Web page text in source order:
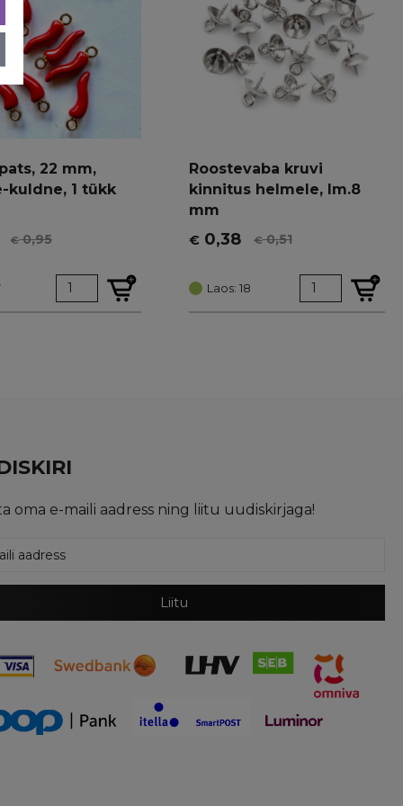
22 mm,
kuldne, 1 tükk
€0,95
Roostevaba kruvi
kinnitus helmele, lm.8
mm
€0,51
Algne
oli:
€ 0,51.
€0,38
Current
is:
€ 0,38.
Laos: 18
oma e-maili aadress ning liitu uudiskirjaga!